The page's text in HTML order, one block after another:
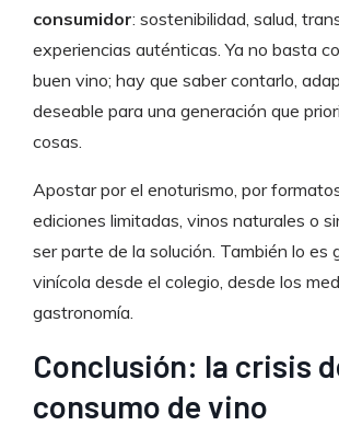
consumidor: sostenibilidad, salud,
experiencias auténticas. Ya no basta
buen vino; hay que saber contarlo,
deseable para una generación que
cosas.
Apostar por el enoturismo, por
ediciones limitadas, vinos naturales o
ser parte de la solución. También lo es
vinícola desde el colegio, desde los
gastronomía.
Conclusión: la crisis
consumo de vino